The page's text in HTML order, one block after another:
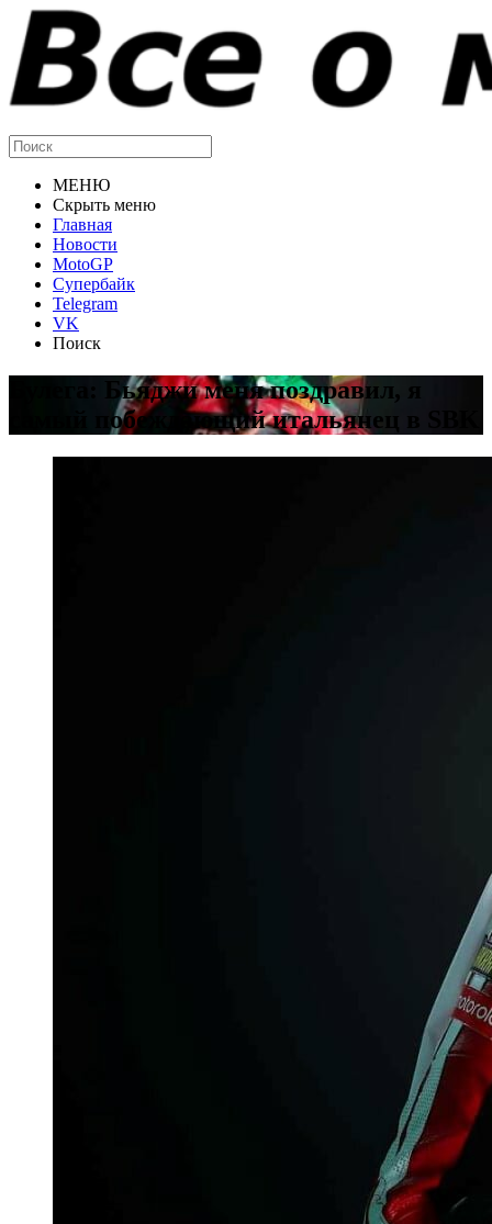
МЕНЮ
Скрыть меню
Главная
Новости
MotoGP
Супербайк
Telegram
VK
Поиск
Булега: Бьяджи меня поздравил, я
самый побеждающий итальянец в SBK